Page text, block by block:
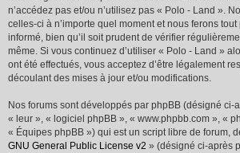
n’accédez pas et/ou n’utilisez pas « Polo - Land ».
celles-ci à n’importe quel moment et nous ferons
informé, bien qu’il soit prudent de vérifier
même. Si vous continuez d’utiliser « Polo - Land »
ont été effectués, vous acceptez d’être légalement
découlant des mises à jour et/ou modifications.
Nos forums sont développés par phpBB (désigné ci-
« leur », « logiciel phpBB », « www.phpbb.com », «
« Équipes phpBB ») qui est un script libre de forum,
GNU General Public License v2 » (désigné ci-après